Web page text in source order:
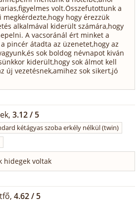
volt.Összefutottunk a
megkérdezte,hogy hogy érezzük
alkalmával kiderült számára,hogy
A vacsoránál ért minket a
pincér átadta az üzenetet,hogy az
sok boldog névnapot kiván
kiderült,hogy sok álmot kell
új vezetésnek,amihez sok sikert,jó
3.12 / 5
kétágyas szoba erkély nélkül (twin)
hidegek voltak
4.62 / 5